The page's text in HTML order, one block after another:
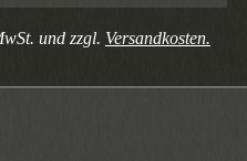
und zzgl. Versandkosten.